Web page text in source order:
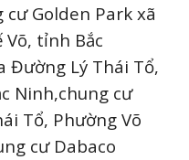
cư Golden Park xã
Võ, tỉnh Bắc
Đường Lý Thái Tổ,
Ninh,chung cư
Tổ, Phường Võ
cư Dabaco